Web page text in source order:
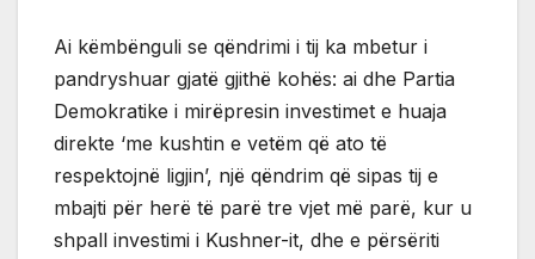
Ai këmbënguli se qëndrimi i tij ka mbetur i
pandryshuar gjatë gjithë kohës: ai dhe Partia
Demokratike i mirëpresin investimet e huaja
direkte ‘me kushtin e vetëm që ato të
respektojnë ligjin’, një qëndrim që sipas tij e
mbajti për herë të parë tre vjet më parë, kur u
shpall investimi i Kushner-it, dhe e përsëriti